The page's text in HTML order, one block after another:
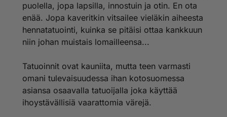
puolella, jopa lapsilla, innostuin ja otin. En ota
enää. Jopa kaveritkin vitsailee vieläkin aiheesta
hennatatuointi, kuinka se pitäisi ottaa kankkuun
niin johan muistais lomailleensa...
Tatuoinnit ovat kauniita, mutta teen varmasti
omani tulevaisuudessa ihan kotosuomessa
asiansa osaavalla tatuoijalla joka käyttää
ihoystävällisiä vaarattomia värejä.